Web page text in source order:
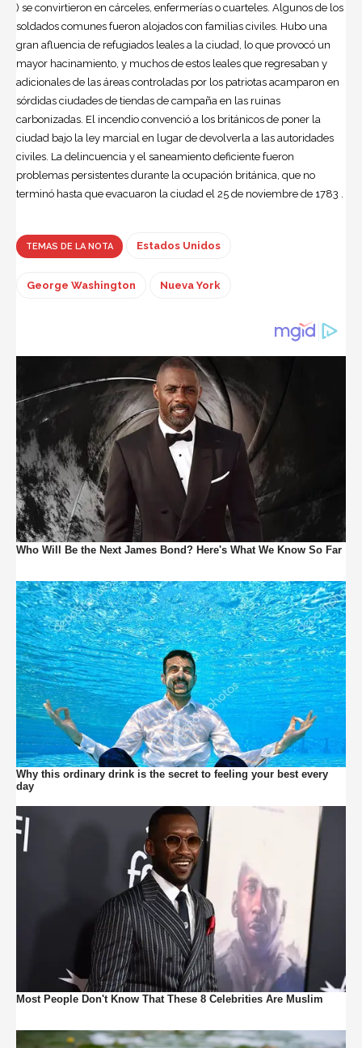
) se convirtieron en cárceles, enfermerías o cuarteles. Algunos de los
soldados comunes fueron alojados con familias civiles. Hubo una
gran afluencia de refugiados leales a la ciudad, lo que provocó un
mayor hacinamiento, y muchos de estos leales que regresaban y
adicionales de las áreas controladas por los patriotas acamparon en
sórdidas ciudades de tiendas de campaña en las ruinas
carbonizadas. El incendio convenció a los británicos de poner la
ciudad bajo la ley marcial en lugar de devolverla a las autoridades
civiles. La delincuencia y el saneamiento deficiente fueron
problemas persistentes durante la ocupación británica, que no
terminó hasta que evacuaron la ciudad el 25 de noviembre de 1783 .
TEMAS DE LA NOTA Estados Unidos
George Washington Nueva York